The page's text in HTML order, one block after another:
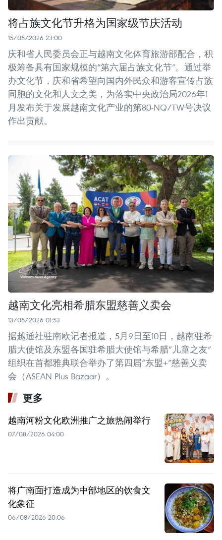
将占族文化节升格为国家级节庆活动
15/05/2026 23:00
庆和省人民委员会正与越南文化体育旅游部配合，积
极筹备具有国家规模的“第六届占族文化节”。通过举
办文化节，庆和省希望向国内外民众和游客宣传占族
同胞的文化和人文之美，为落实中央政治局2026年1
月发布关于发展越南文化产业的第80-NQ/TW号决议
作出贡献。
越南文化亮相希腊东盟慈善义卖会
13/05/2026 01:53
据越通社驻南欧记者报道，5月9日至10日，越南驻希
腊大使馆及东盟各国驻希腊大使馆与希腊“儿童之友”
组织在首都雅典联合举办了第四届“东盟+”慈善义卖
会（ASEAN Plus Bazaar）。
更多
越南河粉文化欧洲推广之旅热闹举行
07/08/2026 04:00
将广南面打造成为中部地区的饮食文
化象征
06/08/2026 20:06